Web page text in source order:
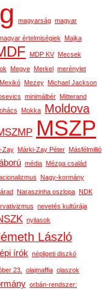
magyarság magyar
értelmiségiek Majka
MDP KV Mecsek
Megye Merkel merénylet
Mexikó Mezey Michael Jackson
minimálbér Mitterand
Mokka Moldova
MSZP
Zay Márki-Zay Péter Másfélmillió
média Mézga család
Nagy-kormány
Naraszinha oszlopa NDK
nevetés kultúrája
nyilasok
László
írók népligeti diszkó
23. olajmaffia olaszok
orbán-rendszer: